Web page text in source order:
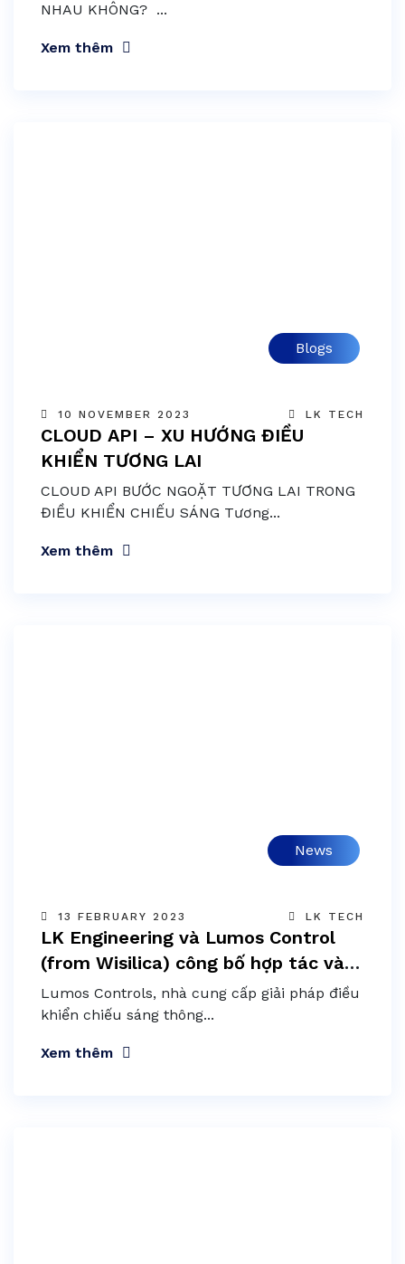
NHAU KHÔNG? ...
Xem thêm
Blogs
10 NOVEMBER 2023 LK TECH
CLOUD API – XU HƯỚNG ĐIỀU
KHIỂN TƯƠNG LAI
CLOUD API BƯỚC NGOẶT TƯƠNG LAI TRONG
ĐIỀU KHIỂN CHIẾU SÁNG Tương...
Xem thêm
News
13 FEBRUARY 2023 LK TECH
LK Engineering và Lumos Control
(from Wisilica) công bố hợp tác và
sẽ mở rộng sự hiện diện tại Đông
Nam Á
Lumos Controls, nhà cung cấp giải pháp điều
khiển chiếu sáng thông...
Xem thêm